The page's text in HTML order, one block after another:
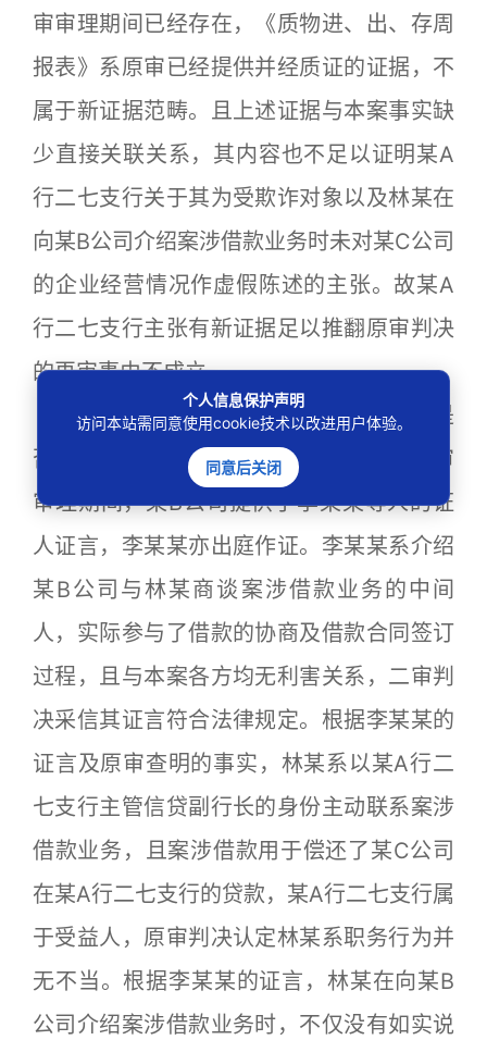
审审理期间已经存在，《质物进、出、存周
报表》系原审已经提供并经质证的证据，不
属于新证据范畴。且上述证据与本案事实缺
少直接关联关系，其内容也不足以证明某A
行二七支行关于其为受欺诈对象以及林某在
向某B公司介绍案涉借款业务时未对某C公司
的企业经营情况作虚假陈述的主张。故某A
行二七支行主张有新证据足以推翻原审判决
的再审事由不成立。
（二）关于原审判决认定的基本事实是
否缺乏证据证明的问题。经审查，本案一审
审理期间，某B公司提供了李某某等人的证
人证言，李某某亦出庭作证。李某某系介绍
某B公司与林某商谈案涉借款业务的中间
人，实际参与了借款的协商及借款合同签订
过程，且与本案各方均无利害关系，二审判
决采信其证言符合法律规定。根据李某某的
证言及原审查明的事实，林某系以某A行二
七支行主管信贷副行长的身份主动联系案涉
借款业务，且案涉借款用于偿还了某C公司
在某A行二七支行的贷款，某A行二七支行属
于受益人，原审判决认定林某系职务行为并
无不当。根据李某某的证言，林某在向某B
公司介绍案涉借款业务时，不仅没有如实说
个人信息保护声明
访问本站需同意使用cookie技术以改进用户体验。
同意后关闭